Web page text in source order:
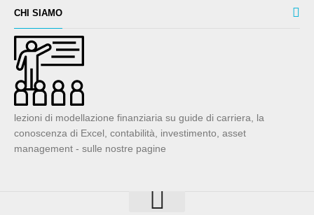
CHI SIAMO
lezioni di modellazione finanziaria su guide di carriera, la
conoscenza di Excel, contabilità, investimento, asset
management - sulle nostre pagine